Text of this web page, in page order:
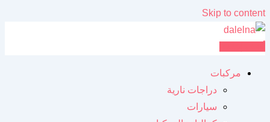
Skip to content
مركبات
دراجات نارية
سيارات